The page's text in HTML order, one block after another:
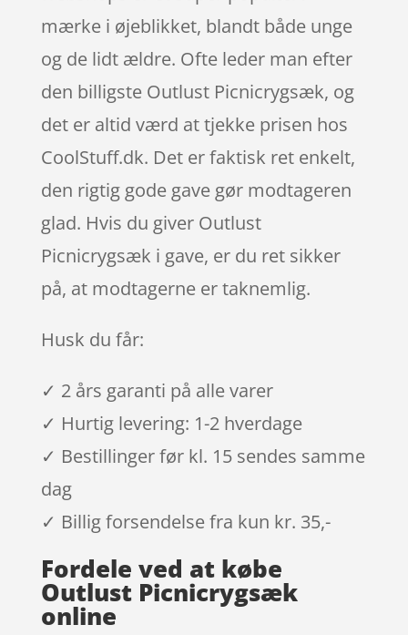
mærke i øjeblikket, blandt både unge
og de lidt ældre. Ofte leder man efter
den billigste Outlust Picnicrygsæk, og
det er altid værd at tjekke prisen hos
CoolStuff.dk. Det er faktisk ret enkelt,
den rigtig gode gave gør modtageren
glad. Hvis du giver Outlust
Picnicrygsæk i gave, er du ret sikker
på, at modtagerne er taknemlig.
Husk du får:
✓ 2 års garanti på alle varer
✓ Hurtig levering: 1-2 hverdage
✓ Bestillinger før kl. 15 sendes samme
dag
✓ Billig forsendelse fra kun kr. 35,-
Fordele ved at købe
Outlust Picnicrygsæk
online